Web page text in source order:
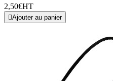
2,50€HT
Ajouter au panier